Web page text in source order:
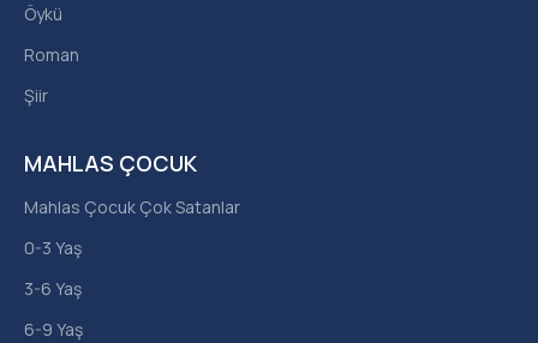
MAHLAS ÇOCUK
Mahlas Çocuk Çok Satanlar
0-3 Yaş
3-6 Yaş
6-9 Yaş
Öykü
Roman
Şiir